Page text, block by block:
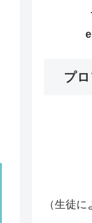
プロ
（生徒